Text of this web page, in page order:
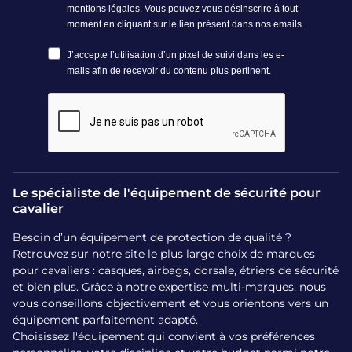
sont amovibles et peuvent être lavés à 30°C.
spécifique pour désodoriser et purifier la mousse sans
l’abîmer.
un lavage doux à l’eau tiède selon les
et garantit un confort optimal, surtout après des séances
intenses ou en compétition.
Quand changer la mousse
de mon casque ?
La mousse intérieure d’un casque n’est pas faite pour durer
aussi longtemps que la coque. Voici quelques signes qui
indiquent qu’un remplacement est nécessaire :
Le spécialiste de l'équipement de sécurité pour
cavalier
Besoin d’un équipement de protection de qualité ?
Retrouvez sur notre site le plus large choix de marques
pour cavaliers : casques, airbags, dorsale, étriers de sécurité
et bien plus. Grâce à notre expertise multi-marques, nous
vous conseillons objectivement et vous orientons vers un
équipement parfaitement adapté.
Choisissez l'équipement qui convient à vos préférences